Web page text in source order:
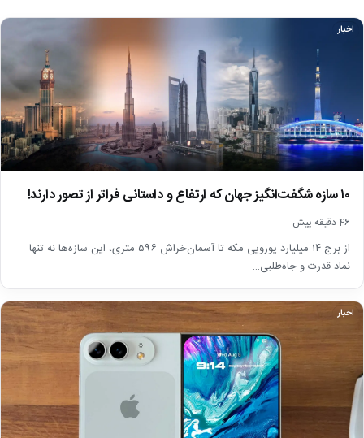
اخبار
۱۰ سازه شگفت‌انگیز جهان که ارتفاع و داستانی فراتر از تصور دارند!
46 دقیقه پیش
از برج ۱۴ میلیارد یورویی مکه تا آسمان‌خراش ۵۹۶ متری، این سازه‌ها نه تنها
نماد قدرت و جاه‌طلبی…
اخبار